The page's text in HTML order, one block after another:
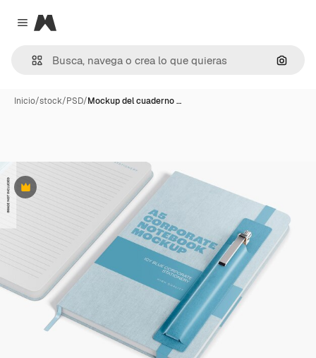
Close menu
Magnific
Inicio/stock/PSD/Mockup del cuaderno …
Premium